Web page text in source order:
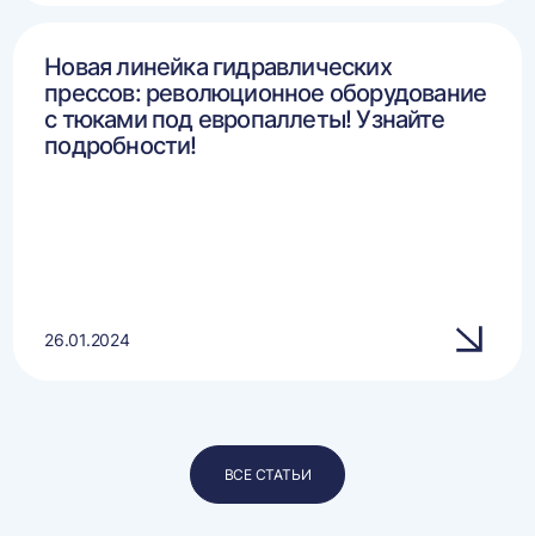
Новая линейка гидравлических
прессов: революционное оборудование
с тюками под европаллеты! Узнайте
подробности!
26.01.2024
ВСЕ СТАТЬИ